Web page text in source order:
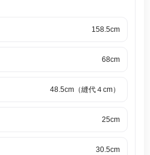
158.5cm
68cm
48.5cm（縫代４cm）
25cm
30.5cm